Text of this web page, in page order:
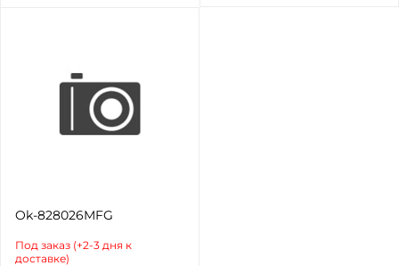
Ok-828026MFG
Под заказ (+2-3 дня к
доставке)